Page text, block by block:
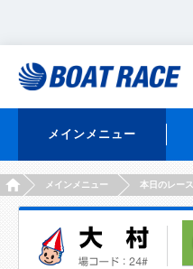
メインメニュー
HOMEメインメニュー 本日のレース